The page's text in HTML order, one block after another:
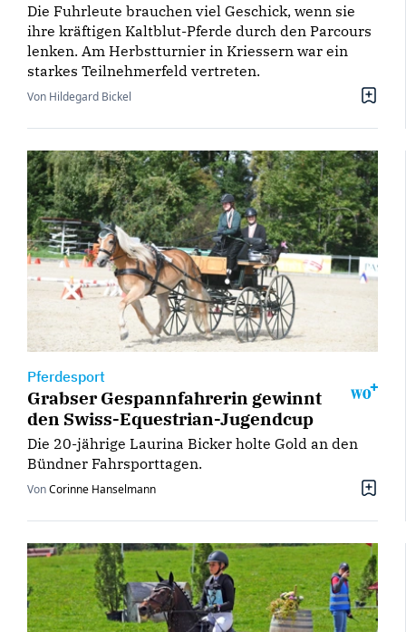
Die Fuhrleute brauchen viel Geschick, wenn sie
ihre kräftigen Kaltblut-Pferde durch den Parcours
lenken. Am Herbstturnier in Kriessern war ein
starkes Teilnehmerfeld vertreten.
Von Hildegard Bickel
Pferdesport
Grabser Gespannfahrerin gewinnt
den Swiss-Equestrian-Jugendcup
Die 20-jährige Laurina Bicker holte Gold an den
Bündner Fahrsporttagen.
VonCorinne Hanselmann